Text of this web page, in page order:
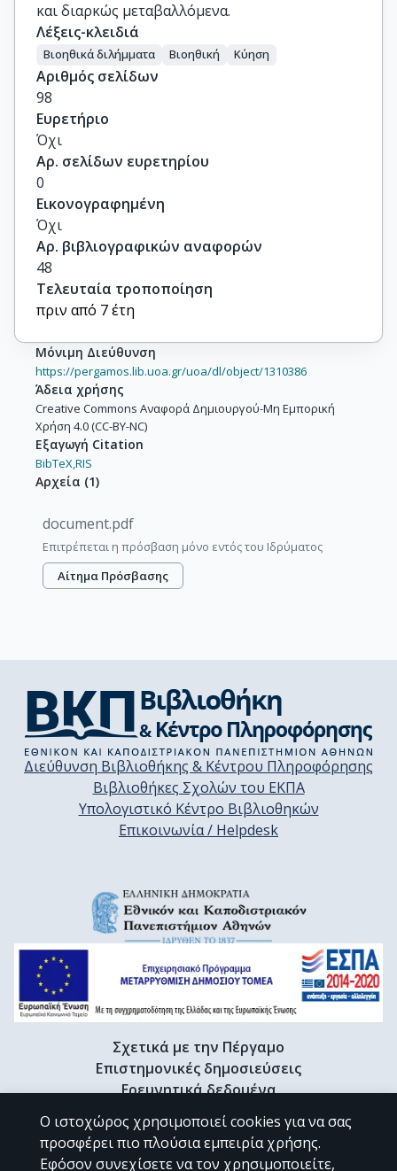
και διαρκώς μεταβαλλόμενα.
Λέξεις-κλειδιά
Βιοηθικά διλήμματα Βιοηθική Κύηση
Αριθμός σελίδων
98
Ευρετήριο
Όχι
Αρ. σελίδων ευρετηρίου
0
Εικονογραφημένη
Όχι
Αρ. βιβλιογραφικών αναφορών
48
Τελευταία τροποποίηση
πριν από 7 έτη
Μόνιμη Διεύθυνση
https://pergamos.lib.uoa.gr/uoa/dl/object/1310386
Άδεια χρήσης
Creative Commons Αναφορά Δημιουργού-Μη Εμπορική
Χρήση 4.0 (CC-BY-NC)
Εξαγωγή Citation
BibTeX,RIS
Αρχεία (1)
document.pdf
Επιτρέπεται η πρόσβαση μόνο εντός του Ιδρύματος
Αίτημα Πρόσβασης
Διεύθυνση Βιβλιοθήκης & Κέντρου Πληροφόρησης
Βιβλιοθήκες Σχολών του ΕΚΠΑ
Υπολογιστικό Κέντρο Βιβλιοθηκών
Επικοινωνία / Helpdesk
Σχετικά με την Πέργαμο
Επιστημονικές δημοσιεύσεις
Ερευνητικά δεδομένα
Διδακτορικές διατριβές & Γκρίζα βιβλιογραφία
Προφίλ Ερευνητή
Ο ιστοχώρος χρησιμοποιεί cookies για να σας
προσφέρει πιο πλούσια εμπειρία χρήσης.
Εφόσον συνεχίσετε να τον χρησιμοποιείτε,